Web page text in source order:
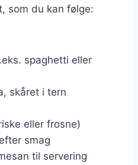
som du kan følge:
spaghetti eller
skåret i tern
eller frosne)
smag
til servering